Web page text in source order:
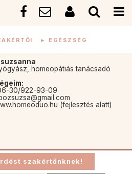
► EGÉSZSÉG
homeopátiás tanácsadó
30/922-93-09
(fejlesztés alatt)